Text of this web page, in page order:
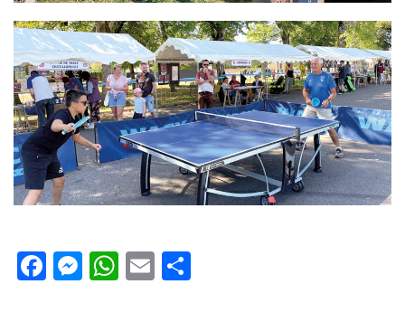
Facebook
Messenger
WhatsApp
Email